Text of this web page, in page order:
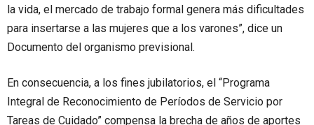
la vida, el mercado de trabajo formal genera más dificultades
para insertarse a las mujeres que a los varones”, dice un
Documento del organismo previsional.
En consecuencia, a los fines jubilatorios, el “Programa
Integral de Reconocimiento de Períodos de Servicio por
Tareas de Cuidado” compensa la brecha de años de aportes